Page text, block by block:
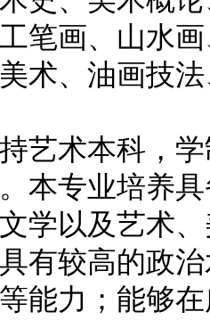
笔画、山水
术、油画技
术本科，学
本专业培养
学以及艺术
有较高的政
能力；能够